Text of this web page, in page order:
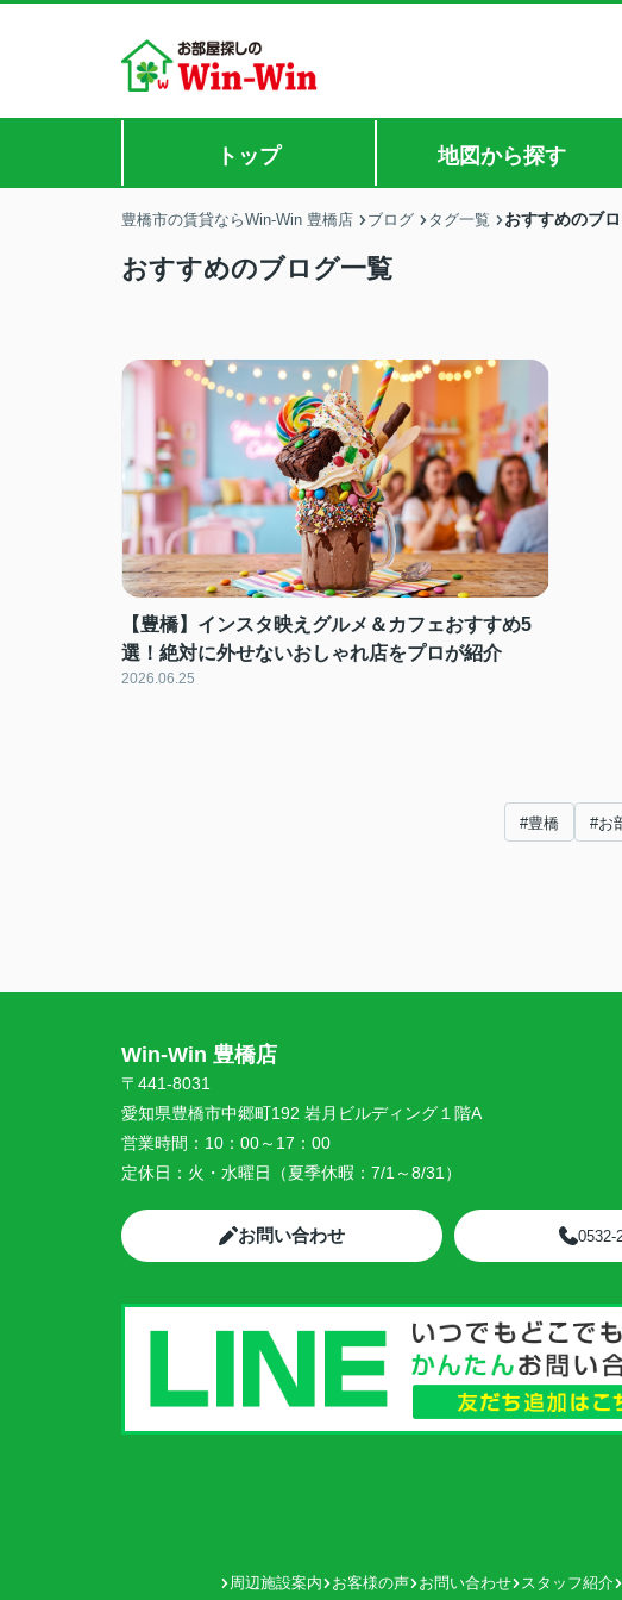
トップ 地図から探す
豊橋市の賃貸ならWin-Win 豊橋店 ブログ タグ一覧 おすすめのブ
おすすめのブログ一覧
【豊橋】インスタ映えグルメ＆カフェおすすめ5
選！絶対に外せないおしゃれ店をプロが紹介
2026.06.25
#豊橋 #お
Win-Win 豊橋店
〒441-8031
愛知県豊橋市中郷町192 岩月ビルディング１階A
営業時間： 10：00～17：00
定休日： 火・水曜日（夏季休暇：7/1～8/31）
お問い合わせ 0532-
周辺施設案内 お客様の声 お問い合わせ スタッフ紹介